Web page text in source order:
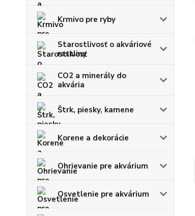
Krmivo pre ryby
Starostlivosť o akváriové
rastliny
CO2 a minerály do
akvária
Štrk, piesky, kamene
Korene a dekorácie
Ohrievanie pre akvárium
Osvetlenie pre akvárium